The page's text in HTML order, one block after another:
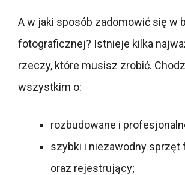
A w jaki sposób zadomowić się w
fotograficznej? Istnieje kilka
rzeczy, które musisz zrobić.
wszystkim o:
rozbudowane i
szybki i niezawodny sprzęt
oraz rejestrujący;